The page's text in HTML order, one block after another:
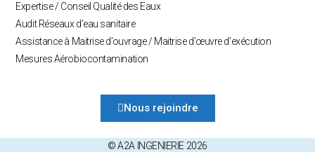
Expertise / Conseil Qualité des Eaux
Audit Réseaux d’eau sanitaire
Assistance à Maitrise d’ouvrage / Maitrise d’œuvre d’exécution
Mesures Aérobiocontamination
Nous rejoindre
© A2A INGENIERIE 2026